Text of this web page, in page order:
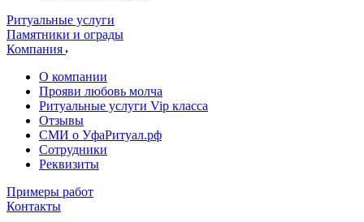
Ритуальные услуги
Памятники и ограды
Компания
О компании
Прояви любовь молча
Ритуальные услуги Vip класса
Отзывы
СМИ о УфаРитуал.рф
Сотрудники
Реквизиты
Примеры работ
Контакты